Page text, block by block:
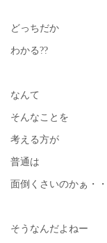
どっちだか
わかる??
なんて
そんなことを
考える方が
普通は
面倒くさいのかぁ・・
そうなんだよねー